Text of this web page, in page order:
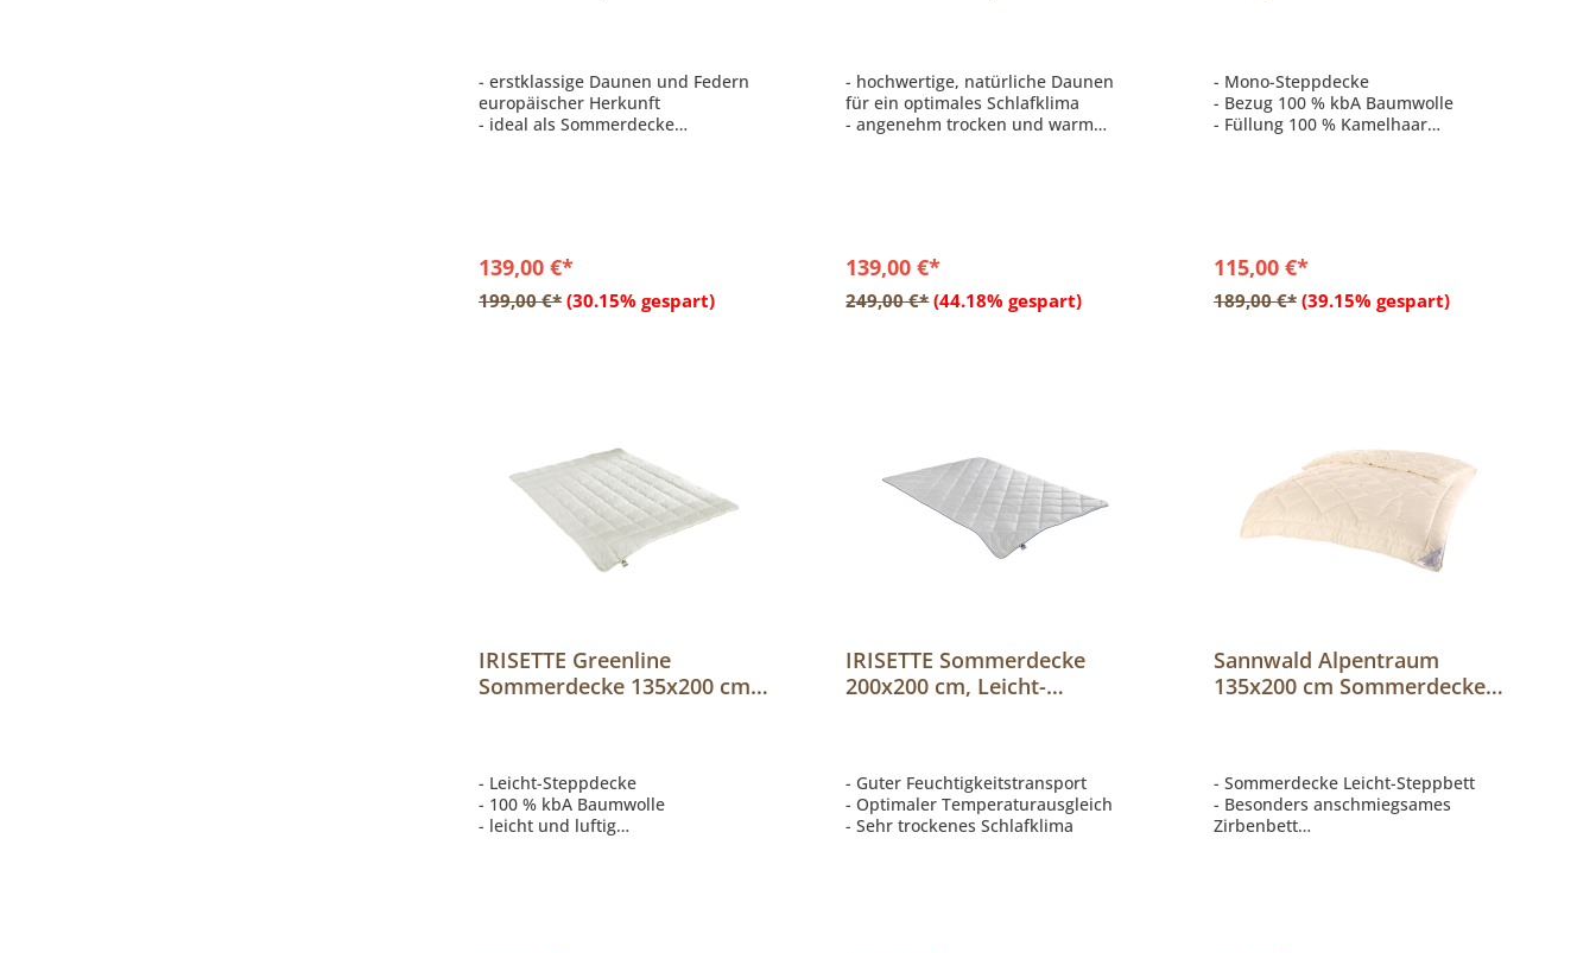
- erstklassige Daunen und Federn
europäischer Herkunft
- ideal als Sommerdecke
139,00 €*
199,00 €* (30.15% gespart)
In den Warenkorb
- hochwertige, natürliche Daunen
für ein optimales Schlafklima
- angenehm trocken und warm
139,00 €*
249,00 €* (44.18% gespart)
In den Warenkorb
- Mono-Steppdecke
- Bezug 100 % kbA Baumwolle
- Füllung 100 % Kamelhaar
115,00 €*
189,00 €* (39.15% gespart)
In den Warenkorb
IRISETTE Greenline
Sommerdecke 135x200 cm,
- Leicht-Steppdecke
- 100 % kbA Baumwolle
- leicht und luftig
IRISETTE Sommerdecke
200x200 cm, Leicht-
- Guter Feuchtigkeitstransport
- Optimaler Temperaturausgleich
- Sehr trockenes Schlafklima
Sannwald Alpentraum
135x200 cm Sommerdecke,
- Sommerdecke Leicht-Steppbett
- Besonders anschmiegsames
Zirbenbett